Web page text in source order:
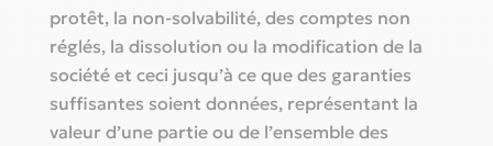
protêt, la non-solvabilité, des comptes non
réglés, la dissolution ou la modification de la
société et ceci jusqu’à ce que des garanties
suffisantes soient données, représentant la
valeur d’une partie ou de l’ensemble des